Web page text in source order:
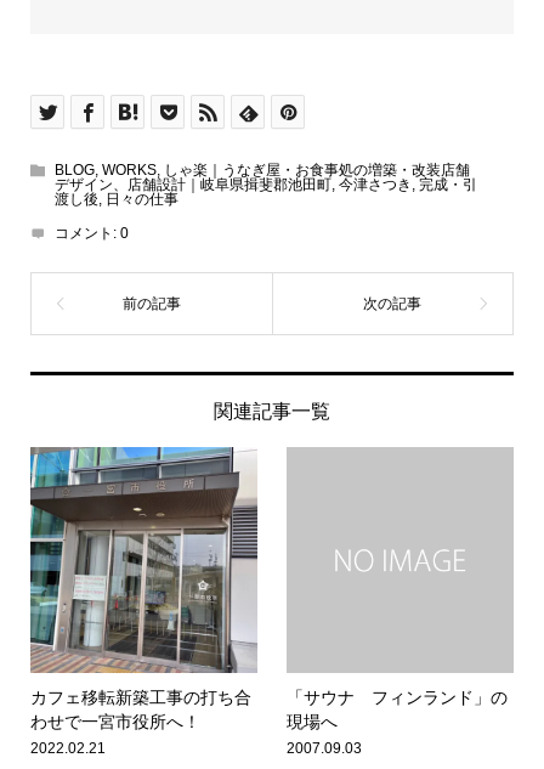
BLOG, WORKS, しゃ楽｜うなぎ屋・お食事処の増築・改装店舗
デザイン、店舗設計｜岐阜県揖斐郡池田町, 今津さつき 完成・引
渡し後
日々の仕事
コメント: 0
関連記事一覧
カフェ移転新築工事の打ち合
わせで一宮市役所へ！
2022.02.21
「サウナ フィンランド」の
現場へ
2007.09.03